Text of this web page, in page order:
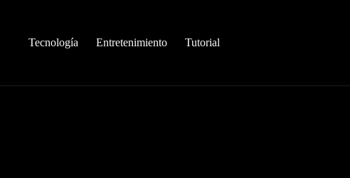
Tecnología
Entretenimiento Tutorial